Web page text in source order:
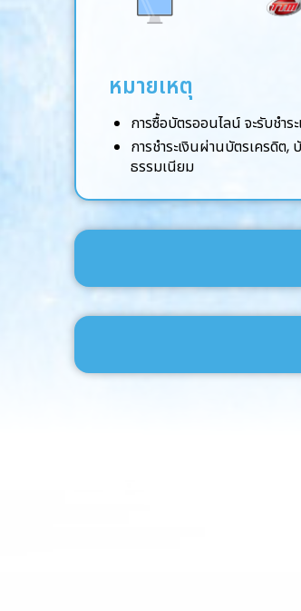
หมายเหตุ
การซื้อบัตรออนไลน์ จะรับชำ
การชำระเงินผ่านบัตรเครดิ
ธรรมเนียม